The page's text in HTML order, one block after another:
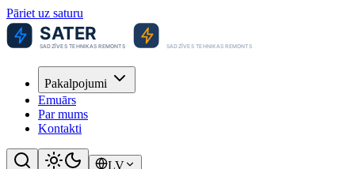
Pāriet uz saturu
Pakalpojumi
Emuārs
Par mums
Kontakti
LV